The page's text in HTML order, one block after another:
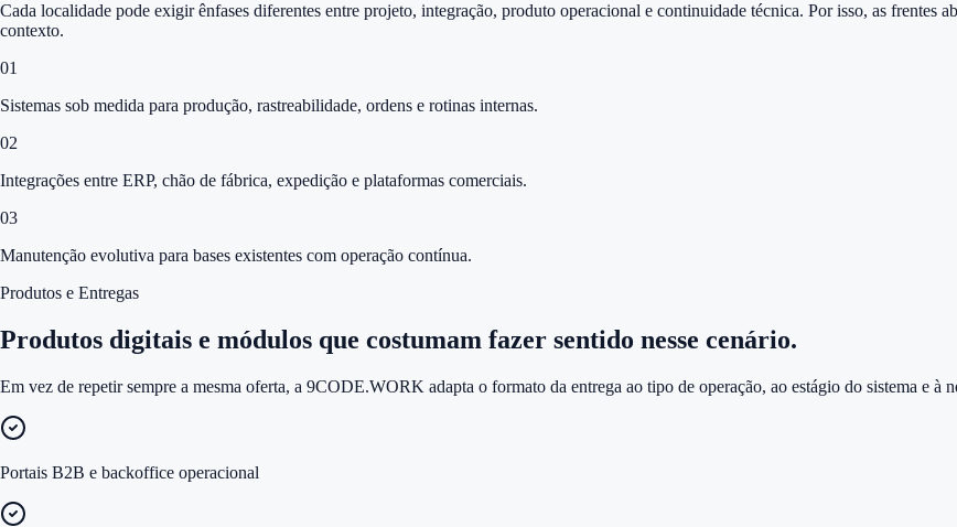
Cada localidade pode exigir ênfases diferentes entre projeto, integração, produto operacional e continuidade técnica. Por isso, as frentes
contexto.
01
Sistemas sob medida para produção, rastreabilidade, ordens e rotinas internas.
02
Integrações entre ERP, chão de fábrica, expedição e plataformas comerciais.
03
Manutenção evolutiva para bases existentes com operação contínua.
Produtos e Entregas
Produtos digitais e módulos que costumam fazer sentido nesse cenário.
Em vez de repetir sempre a mesma oferta, a 9CODE.WORK adapta o formato da entrega ao tipo de operação, ao estágio do sistema e à
Portais B2B e backoffice operacional